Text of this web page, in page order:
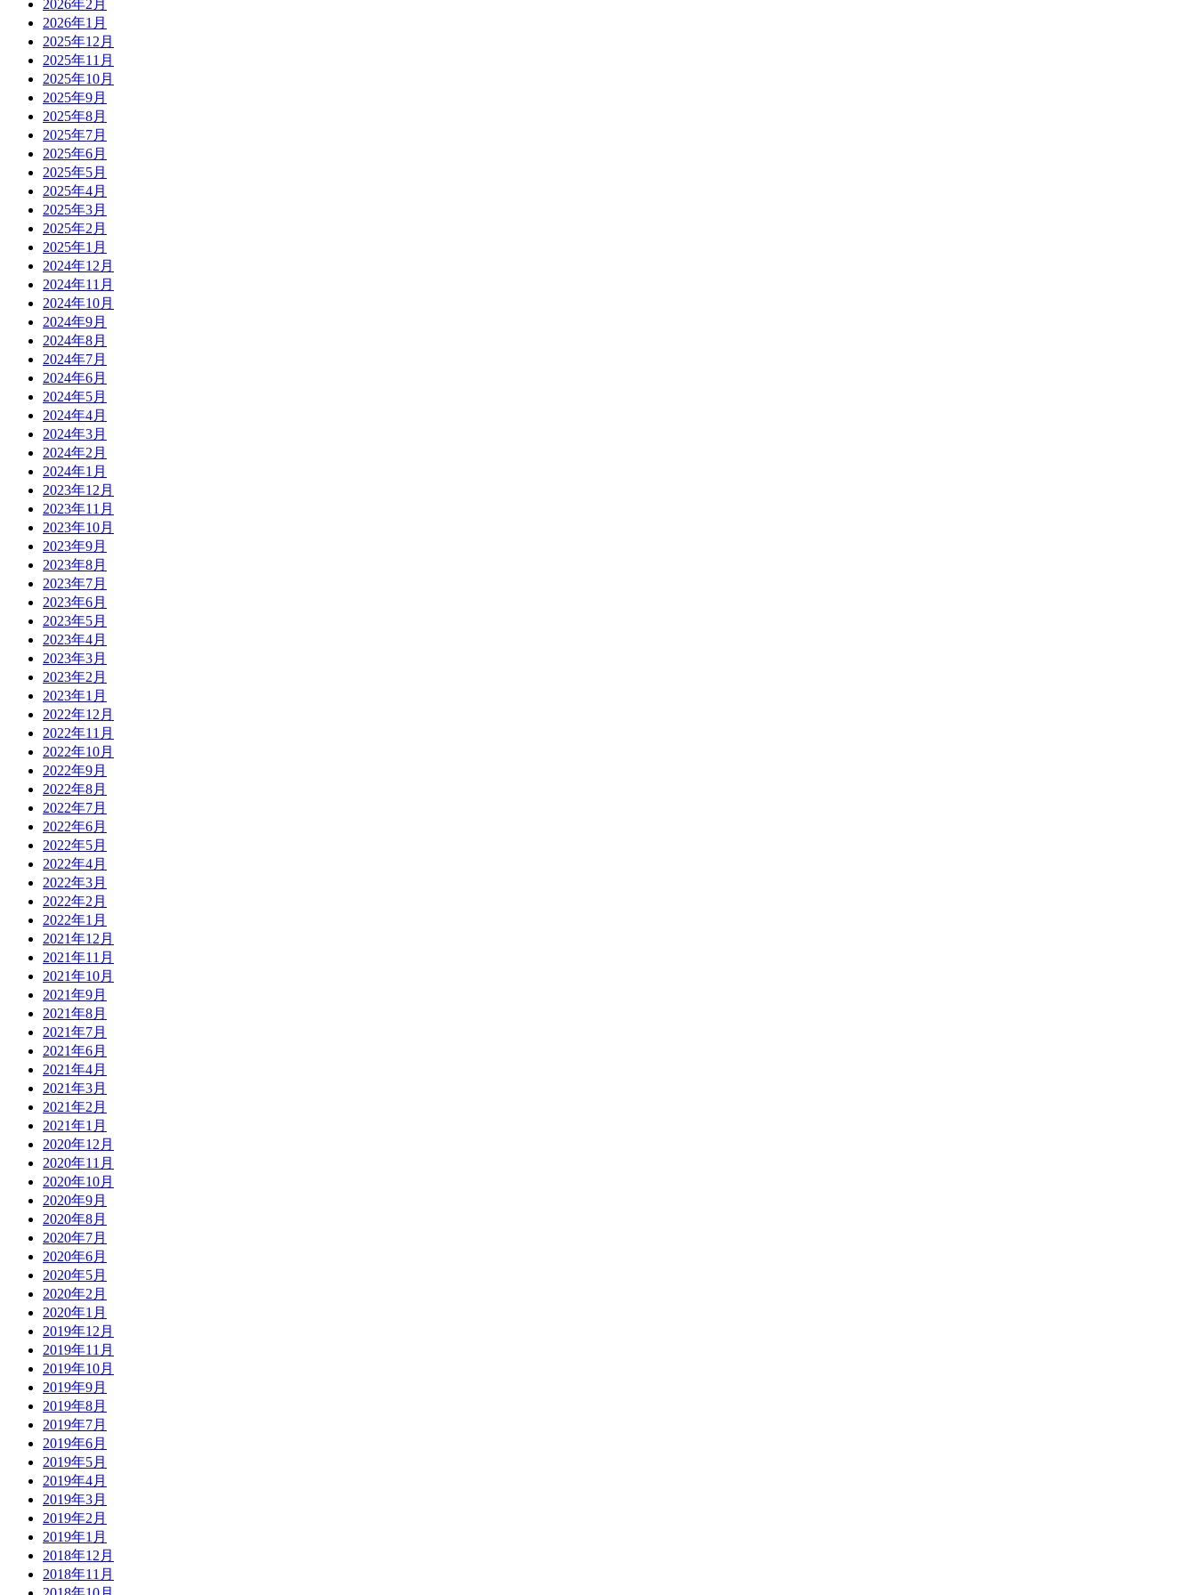
2026年2月
2026年1月
2025年12月
2025年11月
2025年10月
2025年9月
2025年8月
2025年7月
2025年6月
2025年5月
2025年4月
2025年3月
2025年2月
2025年1月
2024年12月
2024年11月
2024年10月
2024年9月
2024年8月
2024年7月
2024年6月
2024年5月
2024年4月
2024年3月
2024年2月
2024年1月
2023年12月
2023年11月
2023年10月
2023年9月
2023年8月
2023年7月
2023年6月
2023年5月
2023年4月
2023年3月
2023年2月
2023年1月
2022年12月
2022年11月
2022年10月
2022年9月
2022年8月
2022年7月
2022年6月
2022年5月
2022年4月
2022年3月
2022年2月
2022年1月
2021年12月
2021年11月
2021年10月
2021年9月
2021年8月
2021年7月
2021年6月
2021年4月
2021年3月
2021年2月
2021年1月
2020年12月
2020年11月
2020年10月
2020年9月
2020年8月
2020年7月
2020年6月
2020年5月
2020年2月
2020年1月
2019年12月
2019年11月
2019年10月
2019年9月
2019年8月
2019年7月
2019年6月
2019年5月
2019年4月
2019年3月
2019年2月
2019年1月
2018年12月
2018年11月